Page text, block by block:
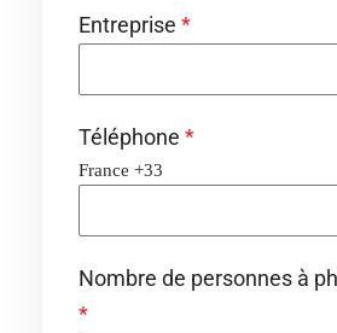
Entreprise *
Téléphone *
France +33
Nombre de personnes à
*